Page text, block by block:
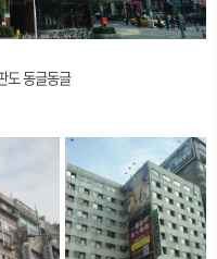
도 동글동글